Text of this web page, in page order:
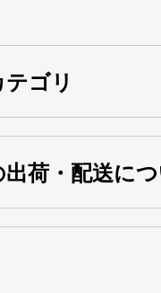
ゴリ
荷・配送に